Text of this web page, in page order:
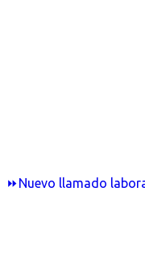
⏩Nuevo llamado